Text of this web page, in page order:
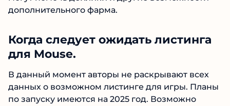
дополнительного фарма.
Когда следует ожидать листинга
для Mouse.
В данный момент авторы не раскрывают всех
данных о возможном листинге для игры. Планы
по запуску имеются на 2025 год. Возможно